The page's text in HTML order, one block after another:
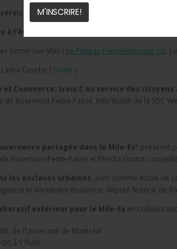
du développement territorial
à l’ère des villes ouvertes
avec Valentine
Simon Van Vliet ( Le Plateau Pamplemousse.ca),
Laura Courbe ( Soder )
Commerce: trois C au service des citoyens
Rosemont Petite-Patrie, Billy Walsh de la SDC
partagée dans le Mile-Ex? présenté
Rosemont-Petite-Patrie et Phedia Gottot,
les enclaves urbaines, avec comme étude de
et Alexandre Boulerice, député fédéral de
extérieur pour le Mile-Ex en
de l’Université de Montréal
à 17h30